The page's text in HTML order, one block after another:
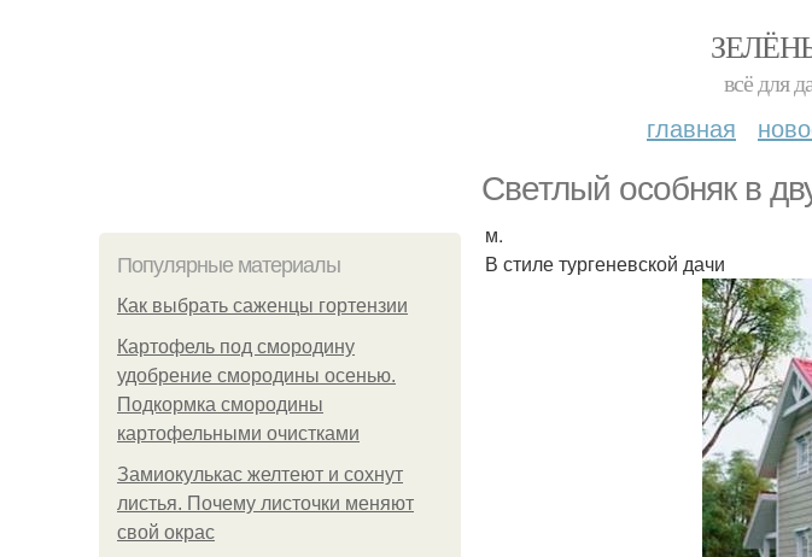
всё для
главная
Светлый особняк в
Популярные материалы
Как выбрать саженцы гортензии
Картофель под смородину
удобрение смородины осенью.
Подкормка смородины
картофельными очистками
Замиокулькас желтеют и сохнут
листья. Почему листочки меняют
свой окрас
м.
В стиле тургеневской дачи